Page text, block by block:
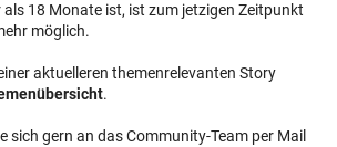
als 18 Monate ist, ist zum jetzigen Zeitpunkt
möglich.
aktuelleren themenrelevanten Story
.
sich gern an das Community-Team per Mail